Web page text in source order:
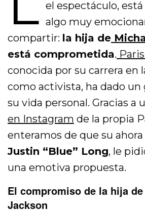
el espectáculo,
algo muy
compartir: la hija de
está comprometida.
conocida por su carrera en
como activista, ha dado un
su vida personal. Gracias a
en Instagram de la propia
enteramos de que su
Justin “Blue” Long, le
una emotiva propuesta.
El compromiso de la hija
Jackson